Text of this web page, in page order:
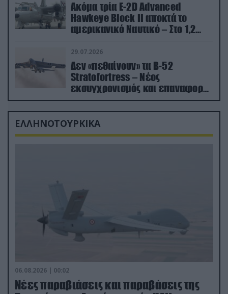
Ακόμα τρία E-2D Advanced
Hawkeye Block II αποκτά το
αμερικανικό Ναυτικό – Στο 1,2
δισ.δολάρια το κόστος
29.07.2026
Δεν «πεθαίνουν» τα Β-52
Stratofortress – Νέος
εκσυγχρονισμός και επαναφορά
από τα «νεκροταφεία»
ΕΛΛΗΝΟΤΟΥΡΚΙΚΑ
06.08.2026 | 00:02
Νέες παραβιάσεις και παραβάσεις της